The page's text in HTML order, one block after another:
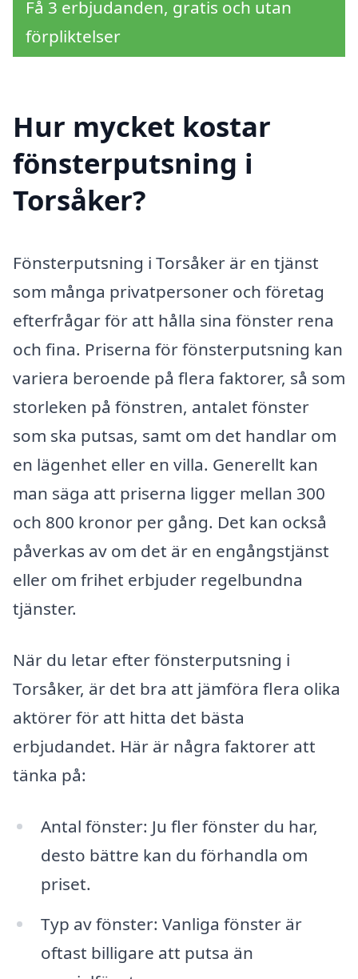
Få 3 erbjudanden, gratis och utan
förpliktelser
Hur mycket kostar
fönsterputsning i
Torsåker?
Fönsterputsning i Torsåker är en tjänst
som många privatpersoner och företag
efterfrågar för att hålla sina fönster rena
och fina. Priserna för fönsterputsning kan
variera beroende på flera faktorer, så som
storleken på fönstren, antalet fönster
som ska putsas, samt om det handlar om
en lägenhet eller en villa. Generellt kan
man säga att priserna ligger mellan 300
och 800 kronor per gång. Det kan också
påverkas av om det är en engångstjänst
eller om frihet erbjuder regelbundna
tjänster.
När du letar efter fönsterputsning i
Torsåker, är det bra att jämföra flera olika
aktörer för att hitta det bästa
erbjudandet. Här är några faktorer att
tänka på:
Antal fönster: Ju fler fönster du har,
desto bättre kan du förhandla om
priset.
Typ av fönster: Vanliga fönster är
oftast billigare att putsa än